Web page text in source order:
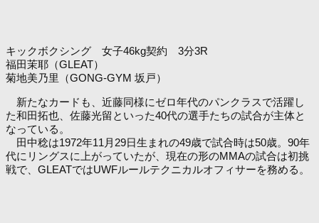
キックボクシング 女子46kg契約 3分3R
福田茉耶（GLEAT）
菊地美乃里（GONG-GYM 坂戸）
新たなカードも、近藤同様にゼロ年代のパンクラスで活躍し
た和田拓也、佐藤光留といった40代の選手たちの試合が主体と
なっている。
田中稔は1972年11月29日生まれの49歳で試合時は50歳。90年
代にリングスに上がっていたが、現在の形のMMAの試合は初挑
戦で、GLEATではUWFルールテクニカルオフィサーを務める。